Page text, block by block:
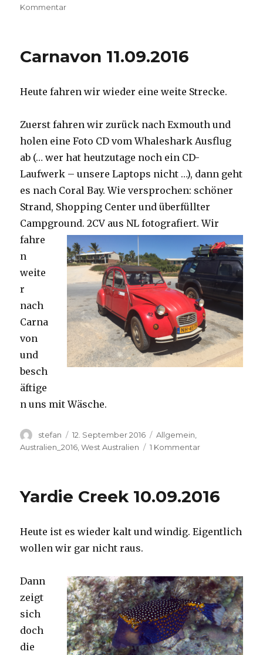
Kommentarzu
Carnavon 11.09.2016
Heute fahren wir wieder eine weite Strecke.
Zuerst fahren wir zurück nach Exmouth und
holen eine Foto CD vom Whaleshark Ausflug
ab (… wer hat heutzutage noch ein CD-
Laufwerk – unsere Laptops nicht …), dann geht
es nach Coral Bay. Wie versprochen: schöner
Strand, Shopping Center und überfüllter
Campground.2CV aus NL fotografiert. Wir
fahre
n
weite
r
nach
Carna
von
und
besch
äftige
n uns mit Wäsche.
Autor
stefan
Veröffentlicht
am
12. September 2016 Kategorien
Allgemein
Australien_2016 ,West Australien 1 Kommentarzu
Yardie Creek 10.09.2016
Heute ist es wieder kalt und windig. Eigentlich
wollen wir gar nicht raus.
Dann
zeigt
sich
doch
die